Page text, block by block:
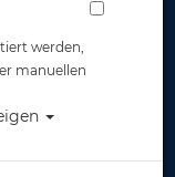
werden,
manuellen